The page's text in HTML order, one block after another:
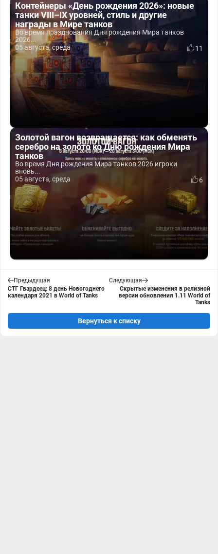
Контейнеры «День рождения 2026»: новые
танки VIII–IX уровней, стиль и другие
награды в Мире танков
Во время празднования Дня рождения Мира танков
2026...
05 августа, среда
11
Золотой вагон возвращается: как обменять
серебро на золото ко Дню рождения Мира
танков
Во время Дня рождения Мира танков 2026 игроки
вновь...
05 августа, среда
6
Предыдущая
СТГ Гвардеец: 8 день Новогоднего
календаря 2021 в World of Tanks
Следующая
Скрытые изменения в релизной
версии обновления 1.11 World of
Tanks
Вернуться к списку